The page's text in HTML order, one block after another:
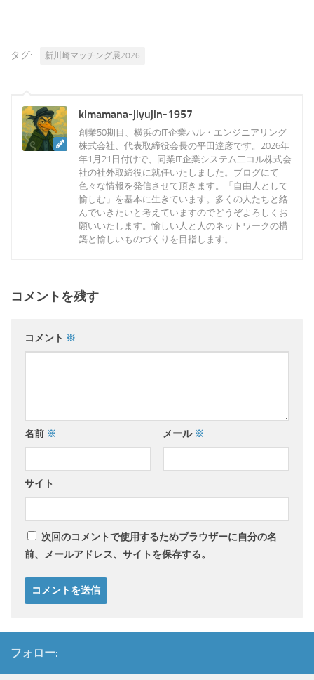
タグ: 新川崎マッチング展2026
kimamana-jiyujin-1957
創業50期目、横浜のIT企業ハル・エンジニアリング
株式会社、代表取締役会長の平田達彦です。2026年
年1月21日付けで、同業IT企業システム二コル株式会
社の社外取締役に就任いたしました。ブログにて
色々な情報を発信させて頂きます。「自由人として
愉しむ」を基本に生きています。多くの人たちと絡
んでいきたいと考えていますのでどうぞよろしくお
願いいたします。愉しい人と人のネットワークの構
築と愉しいものづくりを目指します。
コメントを残す
コメント ※
名前 ※ メール ※
サイト
次回のコメントで使用するためブラウザーに自分の名
前、メールアドレス、サイトを保存する。
フォロー: